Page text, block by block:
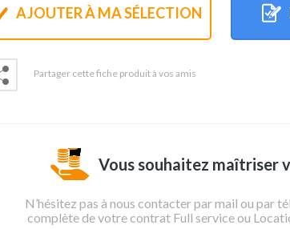
AJOUTER À MA SÉLECTION
Partager cette fiche produit à vos amis
Vous souhaitez maîtriser
N’hésitez pas à nous contacter par mail ou par
complète de votre contrat Full service ou